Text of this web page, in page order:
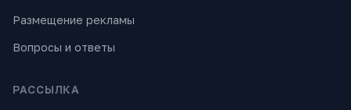
Размещение рекламы
Вопросы и ответы
РАССЫЛКА